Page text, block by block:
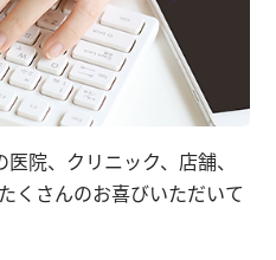
院、クリニック、店舗、
くさんのお喜びいただいて